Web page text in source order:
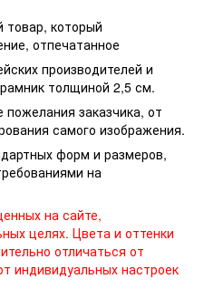
товар, который
отпечатанное
производителей и
толщиной 2,5 см.
заказчика, от
самого изображения.
форм и размеров,
на
на сайте,
целях. Цвета и оттенки
отличаться от
индивидуальных настроек